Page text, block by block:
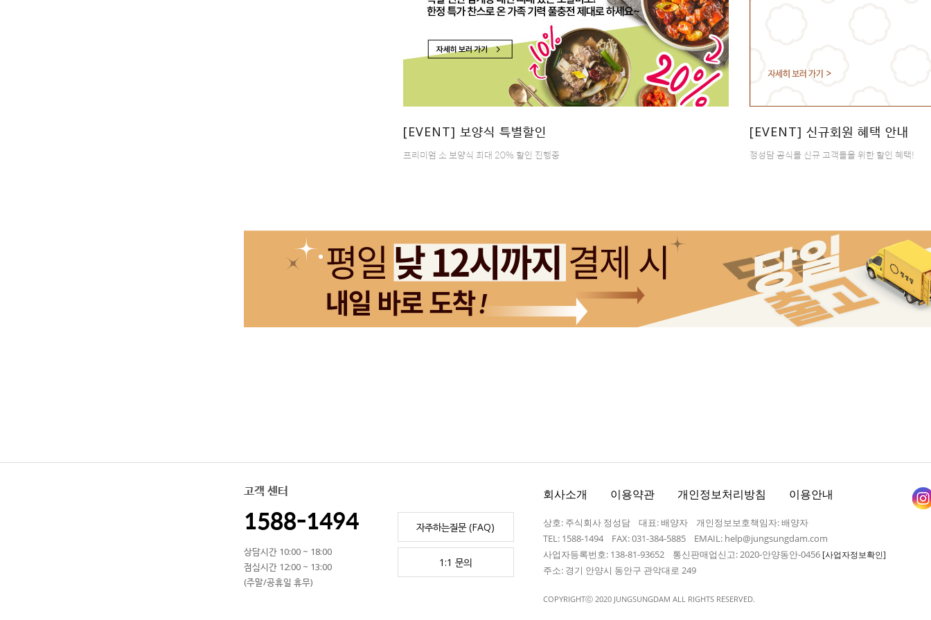
[EVENT] 보양식 특별할인
프리미엄 소 보양식 최대 20% 할인 진행중
[EVENT] 신규회원 혜택 안내
정성담 공식몰 신규 고객들을 위한 할인 혜택!
고객 센터
1588-1494
상담시간 10:00 ~ 18:00
점심시간 12:00 ~ 13:00
(주말/공휴일 휴무)
자주하는질문 (FAQ)
1:1 문의
회사소개 이용약관 개인정보처리방침 이용안내
상호: 주식회사 정성담 대표: 배양자 개인정보보호책임자: 배양자
TEL: 1588-1494 FAX: 031-384-5885 EMAIL: help@jungsungdam.com
사업자등록번호: 138-81-93652 통신판매업신고: 2020-안양동안-0456 [사업자정보확인]
주소: 경기 안양시 동안구 관악대로 249
COPYRIGHTⓒ 2020 JUNGSUNGDAM ALL RIGHTS RESERVED.